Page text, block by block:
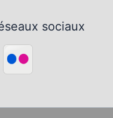
sociaux